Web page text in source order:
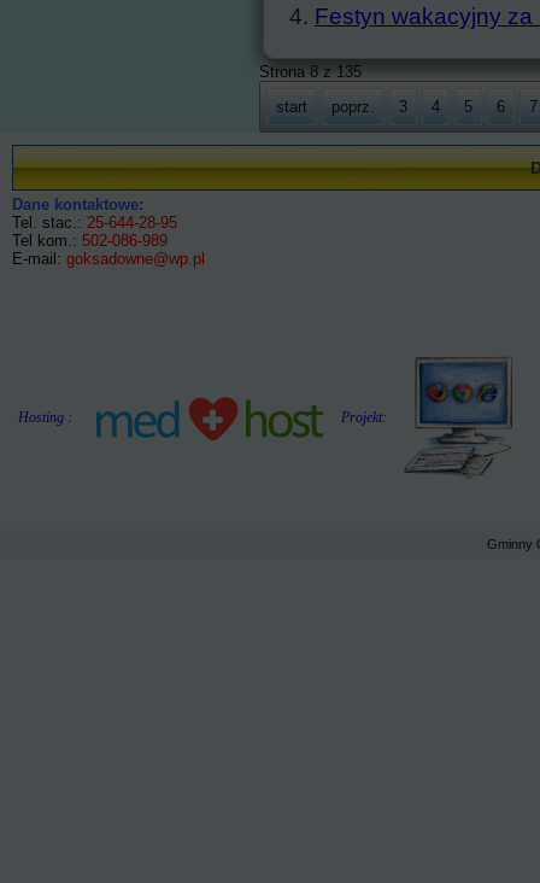
Festyn wakacyjny za
Strona 8 z 135
start
poprz. 3 4 5 6 7
Dane kontaktowe:
Tel. stac.: 25-644-28-95
Tel kom.: 502-086-989
E-mail: goksadowne@wp.pl
Hosting : Projekt:
Gminny